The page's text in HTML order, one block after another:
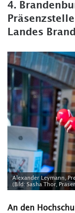
TH Online-
4.
Landes
Alexander Leymann,
(Bild: Sasha Thor,
An den